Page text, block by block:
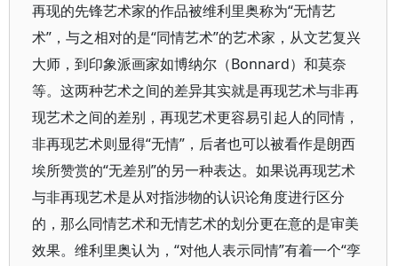
再现的先锋艺术家的作品被维利里奥称为“无情艺
术”，与之相对的是“同情艺术”的艺术家，从文艺复兴
大师，到印象派画家如博纳尔（Bonnard）和莫奈
等。这两种艺术之间的差异其实就是再现艺术与非再
现艺术之间的差别，再现艺术更容易引起人的同情，
非再现艺术则显得“无情”，后者也可以被看作是朗西
埃所赞赏的“无差别”的另一种表达。如果说再现艺术
与非再现艺术是从对指涉物的认识论角度进行区分
的，那么同情艺术和无情艺术的划分更在意的是审美
效果。维利里奥认为，“对他人表示同情”有着一个“孪